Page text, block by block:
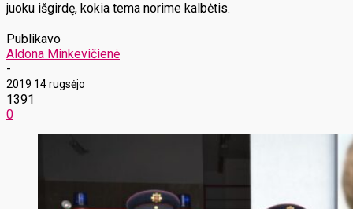
juoku išgirdę, kokia tema norime kalbėtis.
Publikavo
Aldona Minkevičienė
-
2019 14 rugsėjo
1391
0